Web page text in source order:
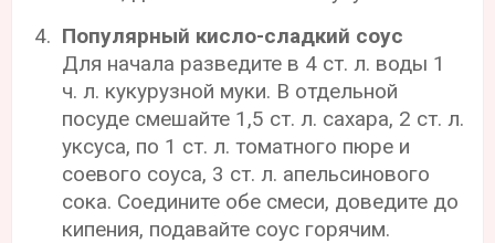
Популярный кисло-сладкий соус
Для начала разведите в 4 ст. л. воды 1
ч. л. кукурузной муки. В отдельной
посуде смешайте 1,5 ст. л. сахара, 2 ст. л.
уксуса, по 1 ст. л. томатного пюре и
соевого соуса, 3 ст. л. апельсинового
сока. Соедините обе смеси, доведите до
кипения, подавайте соус горячим.